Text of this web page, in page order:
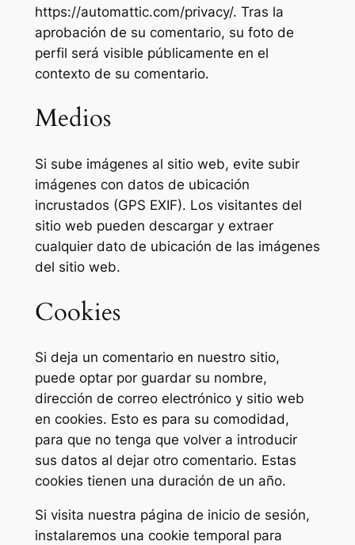
https://automattic.com/privacy/. Tras la
aprobación de su comentario, su foto de
perfil será visible públicamente en el
contexto de su comentario.
Medios
Si sube imágenes al sitio web, evite subir
imágenes con datos de ubicación
incrustados (GPS EXIF). Los visitantes del
sitio web pueden descargar y extraer
cualquier dato de ubicación de las imágenes
del sitio web.
Cookies
Si deja un comentario en nuestro sitio,
puede optar por guardar su nombre,
dirección de correo electrónico y sitio web
en cookies. Esto es para su comodidad,
para que no tenga que volver a introducir
sus datos al dejar otro comentario. Estas
cookies tienen una duración de un año.
Si visita nuestra página de inicio de sesión,
instalaremos una cookie temporal para